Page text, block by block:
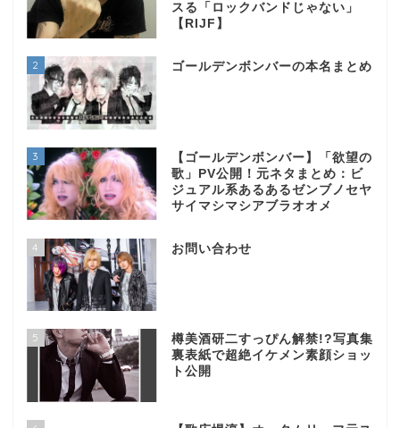
スる「ロックバンドじゃない」
【RIJF】
2 ゴールデンボンバーの本名まとめ
3
【ゴールデンボンバー】「欲望の
歌」PV公開！元ネタまとめ：ビ
ジュアル系あるあるゼンブノセヤ
サイマシマシアブラオオメ
4 お問い合わせ
5
樽美酒研二すっぴん解禁!?写真集
裏表紙で超絶イケメン素顔ショッ
ト公開